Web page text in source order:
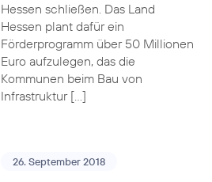
Hessen schließen. Das Land
Hessen plant dafür ein
Förderprogramm über 50 Millionen
Euro aufzulegen, das die
Kommunen beim Bau von
Infrastruktur […]
26. September 2018